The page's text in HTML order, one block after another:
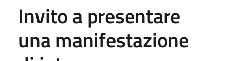
Invito a presentare
una manifestazione